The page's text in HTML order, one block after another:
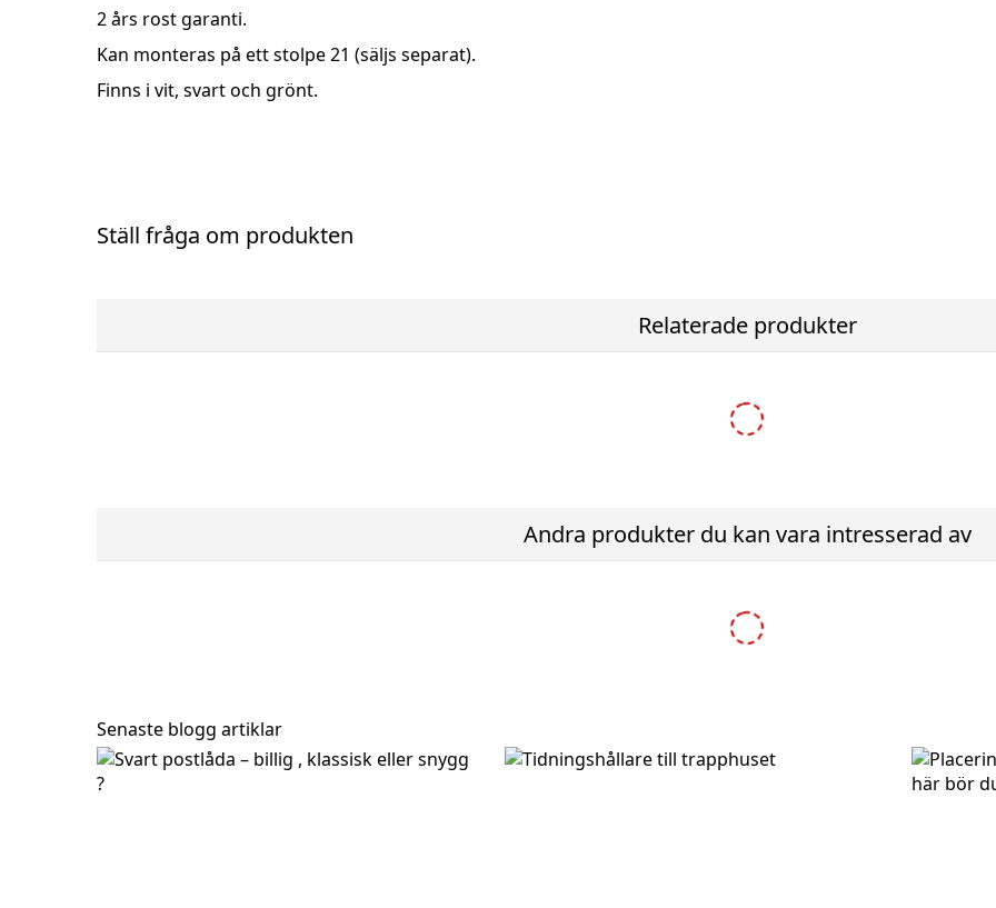
2 års rost garanti.
Kan monteras på ett stolpe 21 (säljs separat).
Finns i vit, svart och grönt.
Ställ fråga om produkten
Relaterade produkter
795,00 kr 645,00 kr 645,00 kr
Andra produkter du kan vara intresserad av
Senaste blogg artiklar